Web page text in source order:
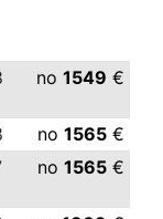
no1549 €
no1565 €
no1565 €